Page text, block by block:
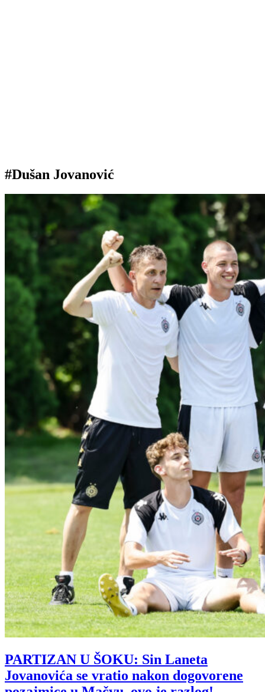
#Dušan Jovanović
PARTIZAN U ŠOKU: Sin Laneta
Jovanovića se vratio nakon dogovorene